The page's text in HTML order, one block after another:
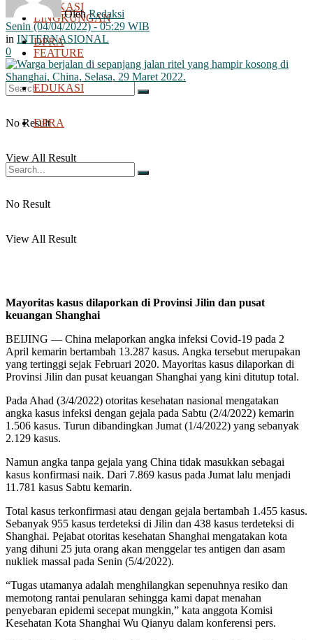
EDUKASI
DPRA
No Result
View All Result
LINGKUNGAN
FEATURE
EDUKASI
DPRA
No Result
View All Result
Oleh Redaksi
Senin (04/04/2022) - 05:29 WIB
in INTERNASIONAL
0
Mayoritas kasus dilaporkan di Provinsi Jilin dan pusat
keuangan Shanghai
BEIJING — China melaporkan angka infeksi Covid-19 pada 2
April kemarin bertambah 13.287 kasus. Angka tersebut merupakan
yang tertinggi sejak Februari 2020. Mayoritas kasus dilaporkan di
Provinsi Jilin dan pusat keuangan Shanghai yang kini ditutup total.
Pada Ahad (3/4/2022) otoritas kesehatan nasional mengatakan
angka kasus infeksi dengan gejala pada Sabtu (2/4/2022) kemarin
1.506 kasus. Turun dibandingkan Jumat (1/4/2022) yang sebanyak
2.129 kasus.
Namun angka tanpa gejala yang China tidak masukkan sebagai
kasus konfirmasi naik. Dari 7.869 kasus pada Jumat lalu menjadi
11.781 kasus Sabtu kemarin.
Total kasus terkonfirmasi atau dengan gejala bertambah 1.455 kasus.
Sebanyak 955 kasus terdeteksi di Jilin dan 438 kasus terdeteksi di
Shanghai. Pejabat otoritas kesehatan Shanghai mengatakan kota
yang dihuni 25 juta orang akan menggelar tes antigen dan asam
nukliek massal pada Senin (5/4/2022).
“Tugas utamanya adalah menghilangkan sepenuhnya resiko dan
memotong rantai penularan sehingga kami dapat menahan
penyebaran epidemi secepat mungkin,” kata anggota Komisi
Kesehatan Kota Shanghai Wu Qianyu dalam konferensi pers.